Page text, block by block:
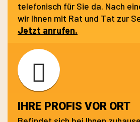
telefonisch für Sie da. Nach
wir Ihnen mit Rat und Tat zur
Jetzt anrufen.
IHRE PROFIS VOR ORT